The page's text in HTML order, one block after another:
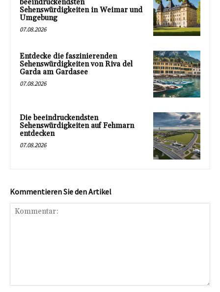
beeindruckendsten
Sehenswürdigkeiten in Weimar und
Umgebung
07.08.2026
Entdecke die faszinierenden
Sehenswürdigkeiten von Riva del
Garda am Gardasee
07.08.2026
Die beeindruckendsten
Sehenswürdigkeiten auf Fehmarn
entdecken
07.08.2026
Kommentieren Sie den Artikel